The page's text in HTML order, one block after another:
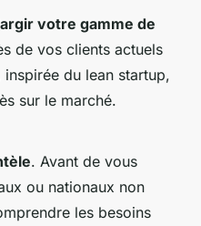
votre gamme de
de vos clients actuels
du lean startup,
sur le marché.
. Avant de vous
ou nationaux non
les besoins